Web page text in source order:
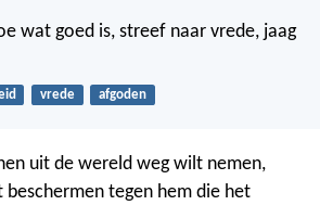
wat goed is, streef naar vrede, jaag
vrede afgoden
uit de wereld weg wilt nemen,
tegen hem die het